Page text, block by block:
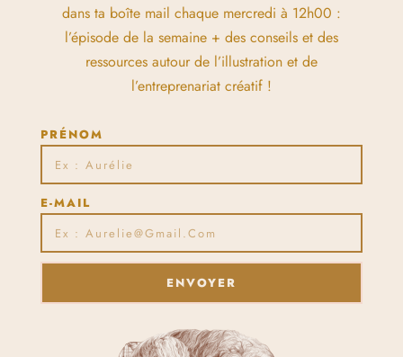
dans ta boîte mail chaque mercredi à 12h00 :
l’épisode de la semaine + des conseils et des
ressources autour de l’illustration et de
l’entreprenariat créatif !
PRÉNOM
E-MAIL
ENVOYER